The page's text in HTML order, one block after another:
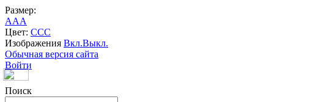
Размер:
AAA
Цвет: CCC
Изображения Вкл.Выкл.
Обычная версия сайта
Войти
Поиск